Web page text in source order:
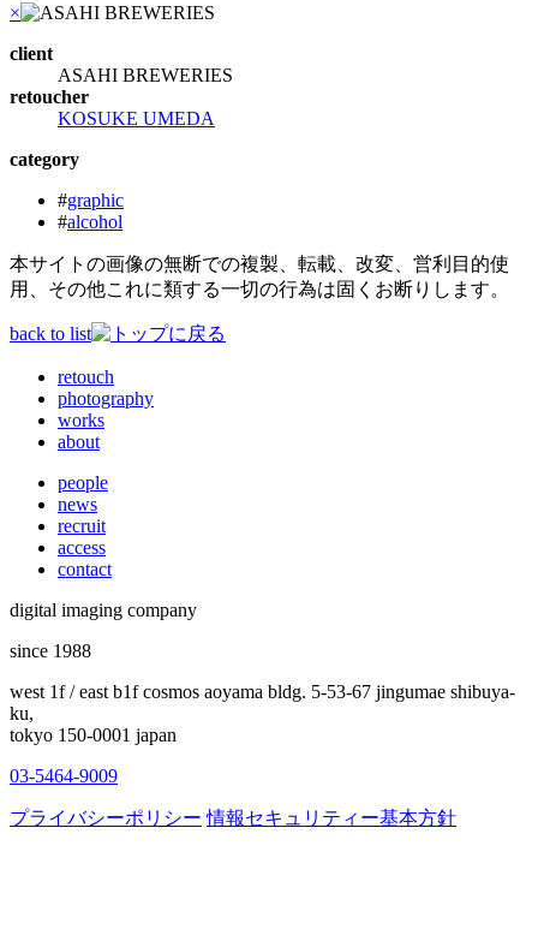
×
client
ASAHI BREWERIES
retoucher
KOSUKE UMEDA
category
#graphic
#alcohol
本サイトの画像の無断での複製、転載、改変、営利目的使
用、その他これに類する一切の行為は固くお断りします。
back to list
retouch
photography
works
about
people
news
recruit
access
contact
digital imaging company
since 1988
west 1f / east b1f cosmos aoyama bldg. 5-53-67 jingumae shibuya-
ku,
tokyo 150-0001 japan
03-5464-9009
プライバシーポリシー 情報セキュリティー基本方針